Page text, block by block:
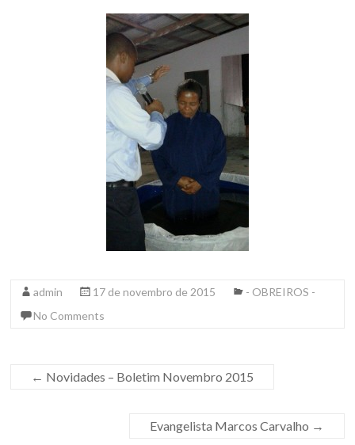
admin 17 de novembro de 2015
- OBREIROS -
No Comments
← Novidades – Boletim Novembro 2015
Evangelista Marcos Carvalho →